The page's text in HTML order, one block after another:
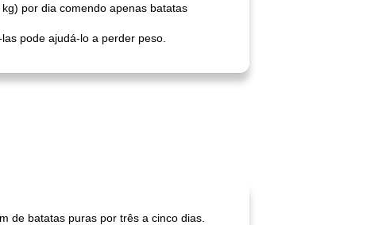
por dia comendo apenas batatas
pode ajudá-lo a perder peso.
de batatas puras por três a cinco dias.